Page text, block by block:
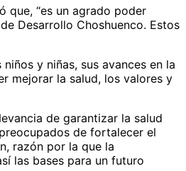
que, “es un agrado poder
Desarrollo Choshuenco. Estos
y niñas, sus avances en la
mejorar la salud, los valores y
de garantizar la salud
de fortalecer el
razón por la que la
las bases para un futuro